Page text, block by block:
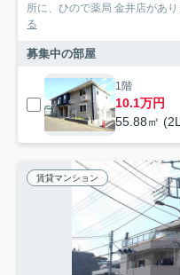
所に、ひので薬局 金井店があ
る
募集中の部屋
1階
10.1万円
55.88㎡
賃貸マンション